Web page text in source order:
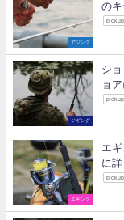
アジング
のキ
pickup
ジギング
シ
ョ
pickup
エギング
エ
に
pickup